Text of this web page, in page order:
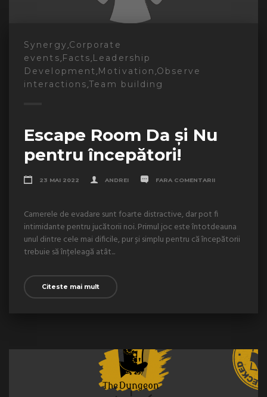
Synergy,Corporate
events,Facts,Leadership
Development,Motivation,Observe
interactions,Team building
Escape Room Da și Nu
pentru începători!
23 MAI 2022 ANDREI FARA COMENTARII
Camerele de evadare sunt foarte distractive, dar pot fi
intimidante pentru jucătorii noi. Primul joc este întotdeauna
unul dintre cele mai dificile, pur și simplu pentru că începătorii
trebuie să înțeleagă atât...
Citeste mai mult